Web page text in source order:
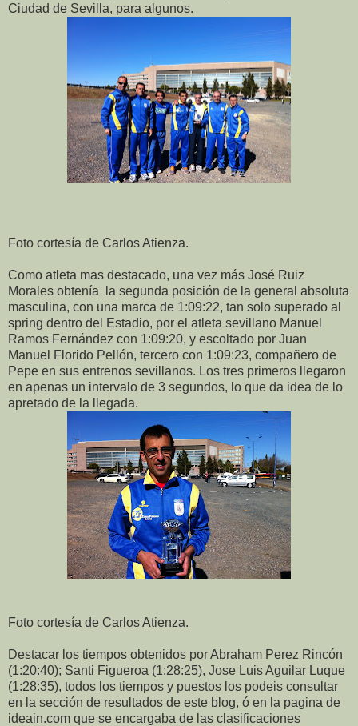
Ciudad de Sevilla, para algunos.
Foto cortesía de Carlos Atienza.
Como atleta mas destacado, una vez más José Ruiz
Morales obtenía la segunda posición de la general absoluta
masculina, con una marca de 1:09:22, tan solo superado al
spring dentro del Estadio, por el atleta sevillano Manuel
Ramos Fernández con 1:09:20, y escoltado por Juan
Manuel Florido Pellón, tercero con 1:09:23, compañero de
Pepe en sus entrenos sevillanos. Los tres primeros llegaron
en apenas un intervalo de 3 segundos, lo que da idea de lo
apretado de la llegada.
Foto cortesía de Carlos Atienza.
Destacar los tiempos obtenidos por Abraham Perez Rincón
(1:20:40); Santi Figueroa (1:28:25), Jose Luis Aguilar Luque
(1:28:35), todos los tiempos y puestos los podeis consultar
en la sección de resultados de este blog, ó en la pagina de
ideain.com que se encargaba de las clasificaciones